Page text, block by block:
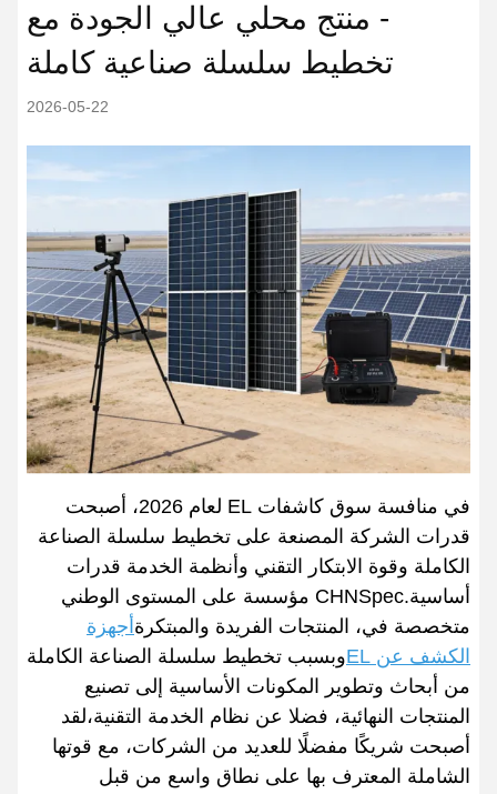
- منتج محلي عالي الجودة مع
تخطيط سلسلة صناعية كاملة
2026-05-22
في منافسة سوق كاشفات EL لعام 2026، أصبحت
قدرات الشركة المصنعة على تخطيط سلسلة الصناعة
الكاملة وقوة الابتكار التقني وأنظمة الخدمة قدرات
أساسية.CHNSpec ‬مؤسسة على المستوى الوطني
متخصصة في، المنتجات الفريدة والمبتكرة أجهزة
الكشف عن EL
وبسبب تخطيط سلسلة الصناعة الكاملة
من أبحاث وتطوير المكونات الأساسية إلى تصنيع
المنتجات النهائية، فضلا عن نظام الخدمة التقنية،لقد
أصبحت شريكًا مفضلًا للعديد من الشركات، مع قوتها
الشاملة المعترف بها على نطاق واسع من قبل